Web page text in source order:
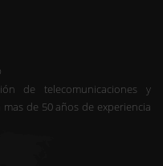
de telecomunicaciones y
de 50 años de experiencia